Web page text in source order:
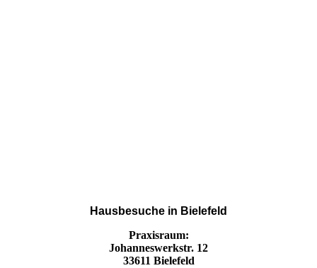
Hausbesuche in Bielefeld
Praxisraum:
Johanneswerkstr. 12
33611 Bielefeld